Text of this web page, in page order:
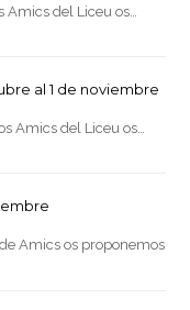
Amics del Liceu os…
al 1 de noviembre
Amics del Liceu os…
Amics os proponemos